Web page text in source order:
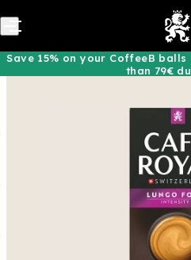
Save 15% on your CoffeeB
than 79€